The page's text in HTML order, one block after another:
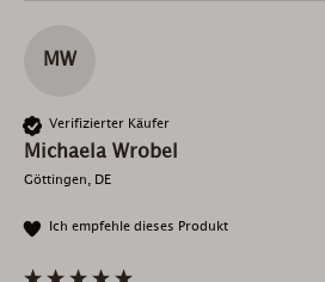
MW
Verifizierter Käufer
Michaela Wrobel
Göttingen, DE
Ich empfehle dieses Produkt